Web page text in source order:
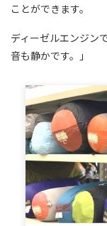
ことができます。
ディーゼルエンジン
音も静かです。」